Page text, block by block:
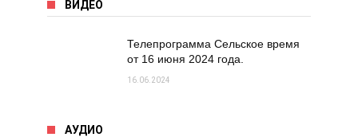
ВИДЕО
Телепрограмма Сельское время
от 16 июня 2024 года.
16.06.2024
АУДИО